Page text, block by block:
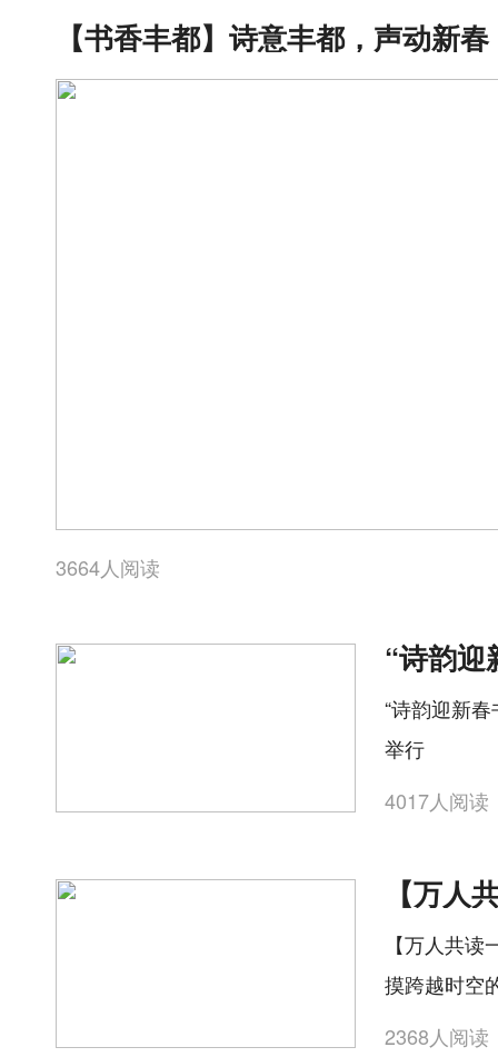
3664人阅读
“诗韵迎新
举行
4017人阅读
【万人共
摸跨越时空
2368人阅读